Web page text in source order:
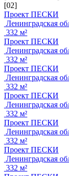
[02]
Проект ПЕСКИ
Ленинградская
332 м²
Проект ПЕСКИ
Ленинградская
332 м²
Проект ПЕСКИ
Ленинградская
332 м²
Проект ПЕСКИ
Ленинградская
332 м²
Проект ПЕСКИ
Ленинградская
332 м²
Проект ПЕСКИ
Ленинградская
332 м²